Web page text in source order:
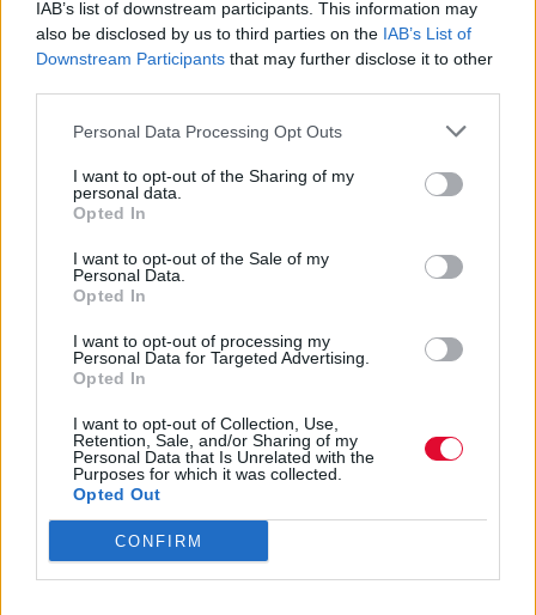
IAB’s list of downstream participants. This information may
also be disclosed by us to third parties on the IAB’s List of
Downstream Participants that may further disclose it to other
Personal Data Processing Opt Outs
I want to opt-out of the Sharing of my
personal data.
Opted In
I want to opt-out of the Sale of my
Personal Data.
Opted In
I want to opt-out of processing my
Personal Data for Targeted Advertising.
Opted In
I want to opt-out of Collection, Use,
Retention, Sale, and/or Sharing of my
Personal Data that Is Unrelated with the
Purposes for which it was collected.
Opted Out
CONFIRM